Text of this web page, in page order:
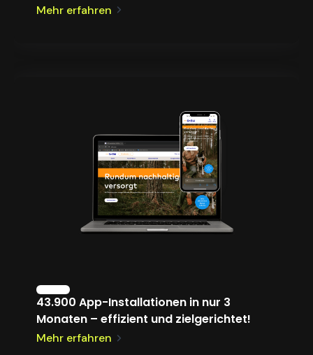
Mehr erfahren
43.900 App-Installationen in nur 3
Monaten – effizient und zielgerichtet!
Mehr erfahren